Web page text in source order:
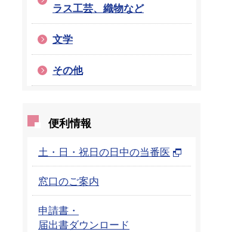
ラス工芸、織物など
文学
その他
便利情報
土・日・祝日の日中の当番医
窓口のご案内
申請書・
届出書ダウンロード